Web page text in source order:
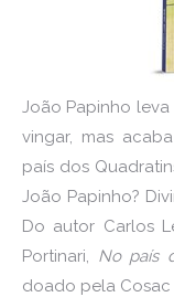
João Papinho
vingar, mas
país dos
João Papinho?
Do autor Carlos
Portinari, No país
doado pela Cosac